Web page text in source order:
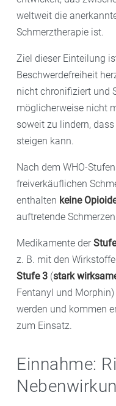
weltweit die
Schmerztherapie ist.
Ziel dieser Einteilung
Beschwerdefreiheit
nicht chronifiziert und
möglicherweise nicht
soweit zu lindern,
steigen kann.
Nach dem WHO-
freiverkäuflichen
enthalten keine
auftretende
Medikamente der
z. B. mit den
Stufe 3 (stark
Fentanyl und
werden und kommen
zum Einsatz.
Einnahme: